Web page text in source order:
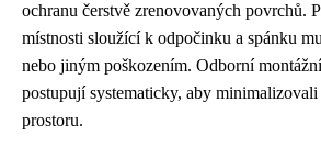
ochranu čerstvě zrenovovaných povrchů.
místnosti sloužící k odpočinku a spánku
nebo jiným poškozením. Odborní
postupují systematicky, aby
prostoru.